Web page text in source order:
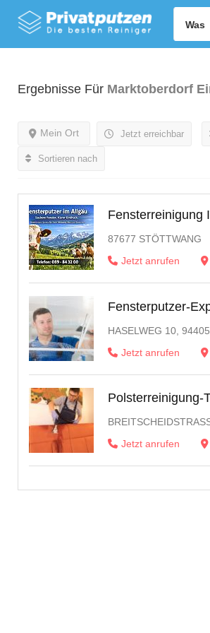
Was
Ergebnisse Für Marktoberdorf
Jetzt erreichbar
Mein Ort
Sortieren nach
Fensterreinigung
87677 STÖTTWANG
Jetzt anrufen
Fensterputzer-
HASELWEG 10,
Jetzt anrufen
Polsterreinigung-
Jetzt anrufen